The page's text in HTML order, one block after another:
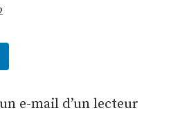
e-mail d’un lecteur